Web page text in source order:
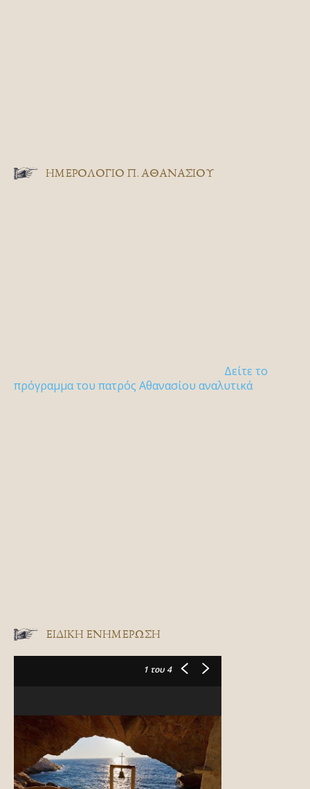
ΗΜΕΡΟΛΟΓΙΟ Π. ΑΘΑΝΑΣΙΟΥ
Δείτε το
πρόγραμμα του πατρός Αθανασίου αναλυτικά
ΕΙΔΙΚΉ ΕΝΗΜΈΡΩΣΗ
1 του 4